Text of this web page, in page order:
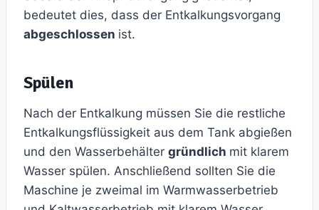
bedeutet dies, dass der Entkalkungsvorgang
abgeschlossen ist.
Spülen
Nach der Entkalkung müssen Sie die restliche
Entkalkungsflüssigkeit aus dem Tank abgießen
und den Wasserbehälter gründlich mit klarem
Wasser spülen. Anschließend sollten Sie die
Maschine je zweimal im Warmwasserbetrieb